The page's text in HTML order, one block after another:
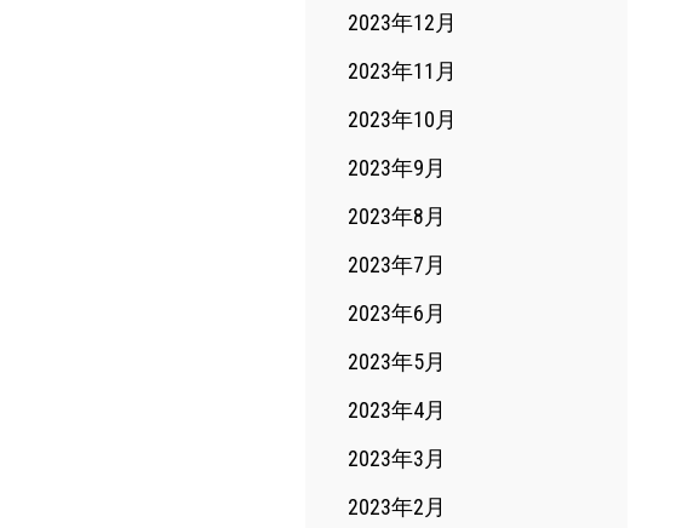
2023年12月
2023年11月
2023年10月
2023年9月
2023年8月
2023年7月
2023年6月
2023年5月
2023年4月
2023年3月
2023年2月